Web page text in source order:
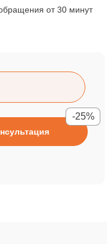
от 30 минут
-25%